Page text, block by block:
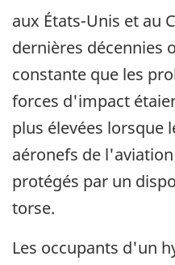
aux États-Unis et au
dernières décennies
constante que les
forces d'impact
plus élevées lorsque
aéronefs de
protégés par un
torse.
Les occupants d'un